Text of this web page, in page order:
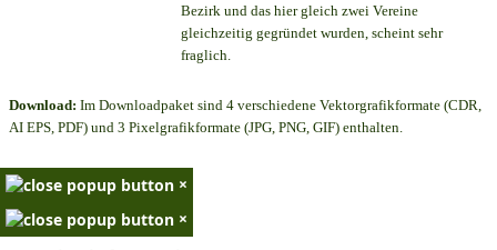
Bezirk und das hier gleich zwei Vereine
gleichzeitig gegründet wurden, scheint sehr
fraglich.
Download: Im Downloadpaket sind 4 verschiedene Vektorgrafikformate (CDR,
AI EPS, PDF) und 3 Pixelgrafikformate (JPG, PNG, GIF) enthalten.
×
×